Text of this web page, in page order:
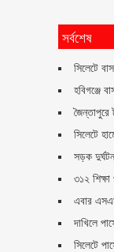
সর্বশেষ
সিলেটে
হবিগঞ্জে
সিলেটে
সড়ক
৩১২ শিক্ষা
এবার
দাখিলে
সিলেটে